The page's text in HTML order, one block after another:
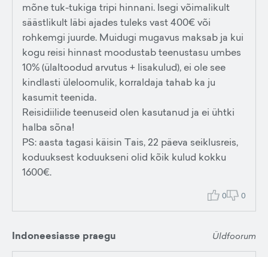
mõne tuk-tukiga tripi hinnani. Isegi võimalikult
säästlikult läbi ajades tuleks vast 400€ või
rohkemgi juurde. Muidugi mugavus maksab ja kui
kogu reisi hinnast moodustab teenustasu umbes
10% (ülaltoodud arvutus + lisakulud), ei ole see
kindlasti üleloomulik, korraldaja tahab ka ju
kasumit teenida.
Reisidiilide teenuseid olen kasutanud ja ei ühtki
halba sõna!
PS: aasta tagasi käisin Tais, 22 päeva seiklusreis,
koduuksest koduukseni olid kõik kulud kokku
1600€.
0 0
Indoneesiasse praegu Üldfoorum